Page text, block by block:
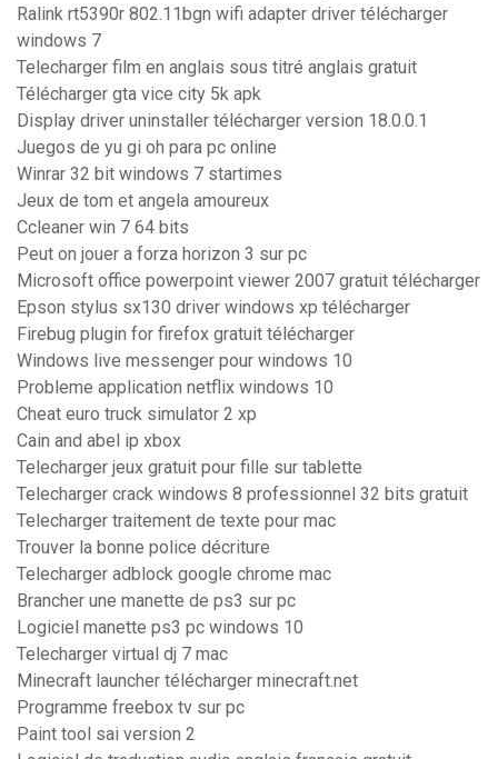
Ralink rt5390r 802.11bgn wifi adapter driver télécharger
windows 7
Telecharger film en anglais sous titré anglais gratuit
Télécharger gta vice city 5k apk
Display driver uninstaller télécharger version 18.0.0.1
Juegos de yu gi oh para pc online
Winrar 32 bit windows 7 startimes
Jeux de tom et angela amoureux
Ccleaner win 7 64 bits
Peut on jouer a forza horizon 3 sur pc
Microsoft office powerpoint viewer 2007 gratuit télécharger
Epson stylus sx130 driver windows xp télécharger
Firebug plugin for firefox gratuit télécharger
Windows live messenger pour windows 10
Probleme application netflix windows 10
Cheat euro truck simulator 2 xp
Cain and abel ip xbox
Telecharger jeux gratuit pour fille sur tablette
Telecharger crack windows 8 professionnel 32 bits gratuit
Telecharger traitement de texte pour mac
Trouver la bonne police décriture
Telecharger adblock google chrome mac
Brancher une manette de ps3 sur pc
Logiciel manette ps3 pc windows 10
Telecharger virtual dj 7 mac
Minecraft launcher télécharger minecraft.net
Programme freebox tv sur pc
Paint tool sai version 2